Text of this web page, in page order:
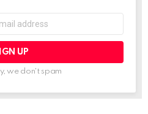
we don't spam